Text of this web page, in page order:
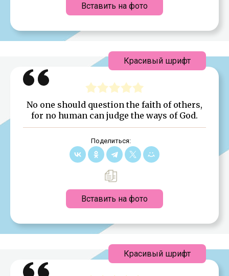
Вставить на фото
No one should question the faith of others,
for no human can judge the ways of God.
Поделиться:
Вставить на фото
Красивый шрифт
Красивый шрифт